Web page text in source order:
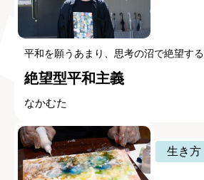
平和を願うあまり、思考の沼で絶望する
絶望型平和主義
なかむた
生き方